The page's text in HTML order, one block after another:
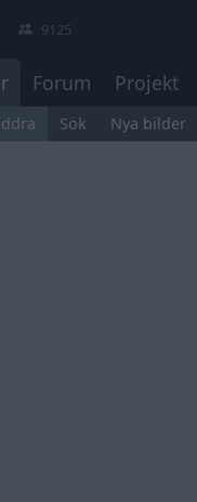
9125
Forum Projekt
Sök Nya bilder